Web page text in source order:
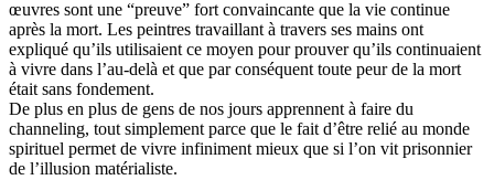
œuvres sont une “preuve” fort convaincante que la vie continue
après la mort. Les peintres travaillant à travers ses mains ont
expliqué qu’ils utilisaient ce moyen pour prouver qu’ils continuaient
à vivre dans l’au-delà et que par conséquent toute peur de la mort
était sans fondement.
De plus en plus de gens de nos jours apprennent à faire du
channeling, tout simplement parce que le fait d’être relié au monde
spirituel permet de vivre infiniment mieux que si l’on vit prisonnier
de l’illusion matérialiste.